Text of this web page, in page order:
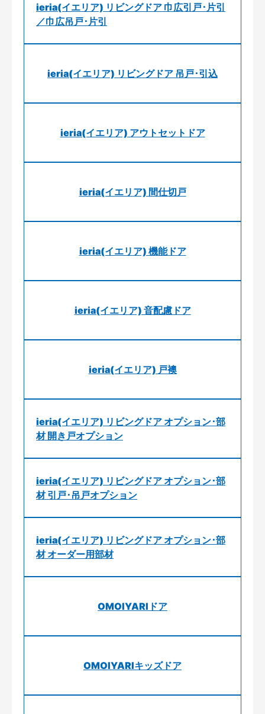
ieria(イエリア) リビングドア 巾広引戸･片引
／巾広吊戸･片引
ieria(イエリア) リビングドア 吊戸･引込
ieria(イエリア) アウトセットドア
ieria(イエリア) 間仕切戸
ieria(イエリア) 機能ドア
ieria(イエリア) 音配慮ドア
ieria(イエリア) 戸襖
ieria(イエリア) リビングドア オプション･部
材 開き戸オプション
ieria(イエリア) リビングドア オプション･部
材 引戸･吊戸オプション
ieria(イエリア) リビングドア オプション･部
材 オーダー用部材
OMOIYARIドア
OMOIYARIキッズドア